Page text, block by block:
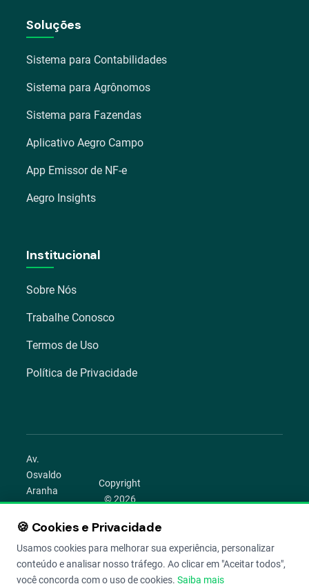
Soluções
Sistema para Contabilidades
Sistema para Agrônomos
Sistema para Fazendas
Aplicativo Aegro Campo
App Emissor de NF-e
Aegro Insights
Institucional
Sobre Nós
Trabalhe Conosco
Termos de Uso
Política de Privacidade
Av.
Osvaldo
Aranha
1022 –
Bom
Porto
Alegre –
Copyright
© 2026
Todos os
direitos
reservados.
🍪 Cookies e Privacidade
Usamos cookies para melhorar sua experiência, personalizar
conteúdo e analisar nosso tráfego. Ao clicar em "Aceitar todos",
você concorda com o uso de cookies. Saiba mais